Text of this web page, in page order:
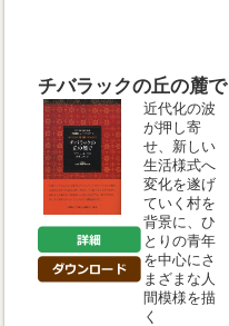
チバラックの丘の麓で
近代化の波
が押し寄
せ、新しい
生活様式へ
変化を遂げ
ていく村を
背景に、ひ
とりの青年
を中心にさ
まざまな人
間模様を描
く